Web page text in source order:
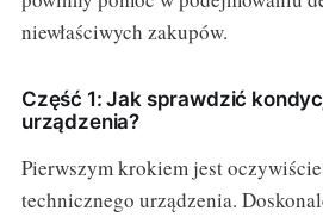
niewłaściwych zakupów.
Część 1: Jak sprawdzić
urządzenia?
Pierwszym krokiem jest
technicznego urządzenia.